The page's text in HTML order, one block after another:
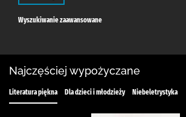
Wyszukiwanie zaawansowane
Najczęściej wypożyczane
Literatura piękna Dla dzieci i młodzieży Niebeletrystyka